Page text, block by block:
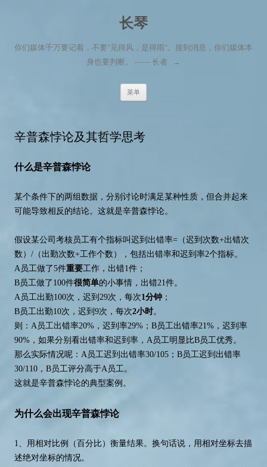
长琴
你们媒体千万要记着，不要"见得风，是得雨"。接到消息，你们媒体本
身也要判断。 —— 长者
→
菜单
辛普森悖论及其哲学思考
什么是辛普森悖论
某个条件下的两组数据，分别讨论时满足某种性质，但合并起来
可能导致相反的结论。这就是辛普森悖论。
假设某公司考核员工有个指标叫迟到出错率=（迟到次数+出错次
数）/（出勤次数+工作个数），包括出错率和迟到率2个指标。
A员工做了5件重要工作，出错1件；
B员工做了100件很简单的小事情，出错21件。
A员工出勤100次，迟到29次，每次1分钟 ；
B员工出勤10次，迟到9次，每次2小时。
则：A员工出错率20%，迟到率29%；B员工出错率21%，迟到率
90%，如果分别看出错率和迟到率，A员工明显比B员工优秀。
那么实际情况呢：A员工迟到出错率30/105；B员工迟到出错率
30/110，B员工评分高于A员工。
这就是辛普森悖论的典型案例。
为什么会出现辛普森悖论
1、用相对比例（百分比）衡量结果。换句话说，用相对坐标去描
述绝对坐标的情况。